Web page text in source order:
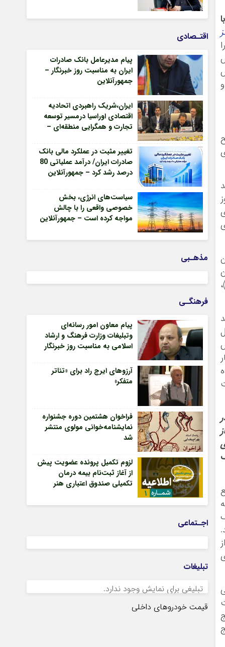
اقتـصادی
پیام مدیرعامل بانک صادرات
ایران به مناسبت روز خبرنگار –
جمهورآنلاین
ایران،شریک راهبردی اتحادیه
اقتصادی اوراسیا درمسیر توسعه
تجارت و همگرایی منطقه‌ای –
تغییر مثبت در عملکرد مالی بانک
صادرات ایران/ درآمد عملیاتی 80
درصد رشد کرد – جمهورآنلاین
سیاست‌های انرژی، بخش
خصوصی واقعی را با چالش
مواجه کرده است – جمهورآنلاین
مذهـبی
فرهنگـی
پیام معاون امور رسانه‌ای
وتبلیغات وزارت فرهنگ و ارشاد
اسلامی به مناسبت روز خبرنگار
آرزوهای ایرج راد برای «تئاتر
متفکر»
فراخوان هشتمین دوره جشنواره
نمایشنامه‌خوانی مولوی منتشر
شد
لزوم تکمیل پرونده عضویت پیش
از آغاز ثبت‌نام بیمه درمان
تکمیلی صندوق اعتباری هنر
اجـتماعی
تبلیغات
تبلیغی برای نمایش وجود ندارد.
قیمت خودروهای داخلی